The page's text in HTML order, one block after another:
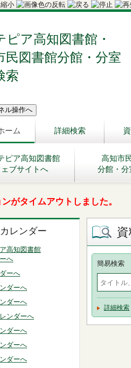
ピア高知図書館・
民図書館分館・分室
索
ーム 詳細検索
ピア高知図書館
ェブサイトへ
高知市
分館・分
がタイムアウトしました。
レンダー
高知図書館
へ
ーへ
ダーへ
ダーへ
ンダーへ
ダーへ
ダーへ
ダーへ
簡易検索
詳細検索